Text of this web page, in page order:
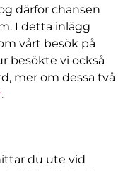
därför chansen
I detta inlägg
vårt besök på
besökte vi också
mer om dessa två
.
du ute vid